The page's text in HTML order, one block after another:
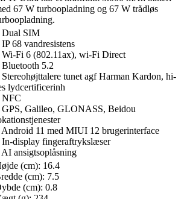
67 W turboopladning og 67 W trådløs
Dual SIM
68 vandresistens
Wi-Fi 6 (802.11ax), wi-Fi Direct
Bluetooth 5.2
Stereohøjttalere tunet agf Harman Kardon, hi-
lydcertificerinh
NFC
GPS, Galileo, GLONASS, Beidou
Android 11 med MIUI 12 brugerinterface
In-display fingeraftrykslæser
AI ansigtsoplåsning
(cm): 16.4
(cm): 7.5
(cm): 0.8